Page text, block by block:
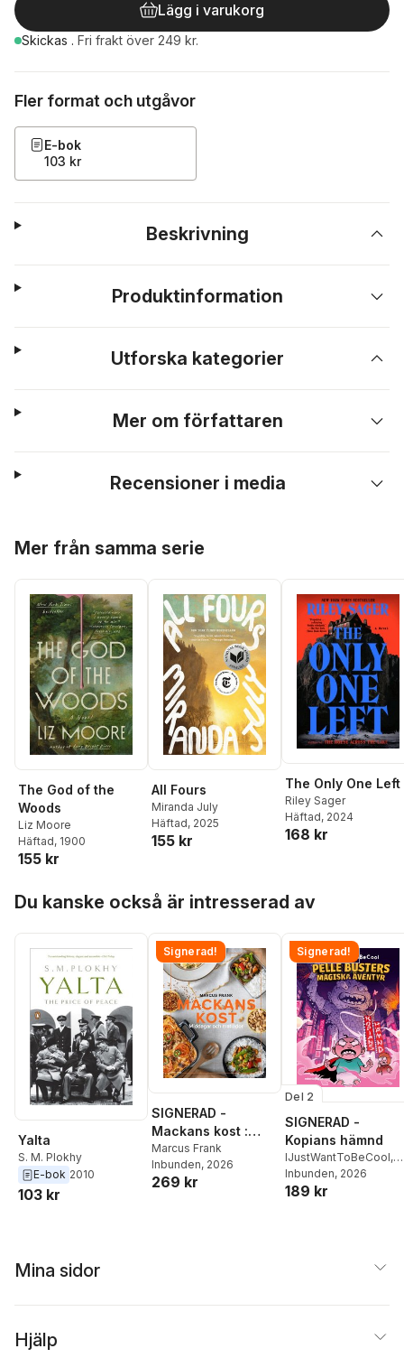
Lägg i varukorg
Skickas . Fri frakt över 249 kr.
Fler format och utgåvor
E-bok
103 kr
Beskrivning
Produktinformation
Utforska kategorier
Mer om författaren
Recensioner i media
Mer från samma serie
The God of the
Woods
Liz Moore
Häftad, 1900
155 kr
All Fours
Miranda July
Häftad, 2025
155 kr
The Only One Left
Riley Sager
Häftad, 2024
168 kr
Du kanske också är intresserad av
Yalta
S. M. Plokhy
E-bok 2010
103 kr
Signerad!
SIGNERAD -
Mackans kost :
Middagar och
matlådor
Marcus Frank
Inbunden, 2026
269 kr
Signerad!
Del 2
SIGNERAD -
Kopians hämnd
IJustWantToBeCool,
Joel Adolphson
Ejdemo Beer
Inbunden, 2026
189 kr
Mina sidor
Hjälp